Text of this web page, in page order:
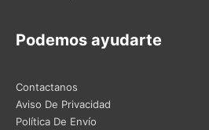
Podemos ayudarte
Contactanos
Aviso De Privacidad
Política De Envío